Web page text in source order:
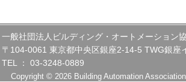
一般社団法人ビルディング・オートメーション
〒104-0061 東京都中央区銀座2-14-5 TWG銀座
TEL ： 03-3248-0889
Copyright © 2026 Building Automation